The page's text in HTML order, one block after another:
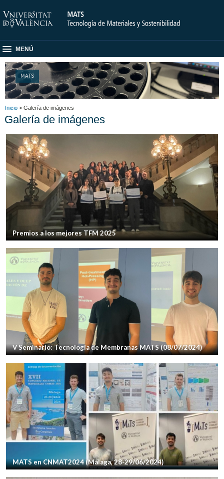
MENÚ
MATS
Inicio > Galería de imágenes
Galería de imágenes
Premios a los mejores TFM 2025
V Seminario: Tecnología de Membranas MATS (08/07/2024)
MATS en CNMAT2024 (Málaga, 28-29/06/2024)